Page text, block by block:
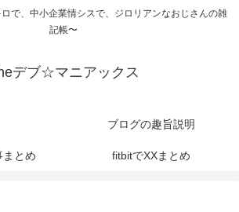
で、中小企業情シスで、ジロリアンなおじさんの雑
記帳〜
デブ☆マニアックス
ブログの趣旨説明
まとめ fitbitでXXまとめ